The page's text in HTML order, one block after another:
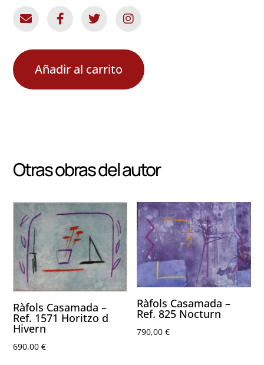
Añadir al carrito
Otras obras del autor
Ràfols Casamada –
Ref. 1571 Horitzo d
Hivern
690,00€
Ràfols Casamada –
Ref. 825 Nocturn
790,00€